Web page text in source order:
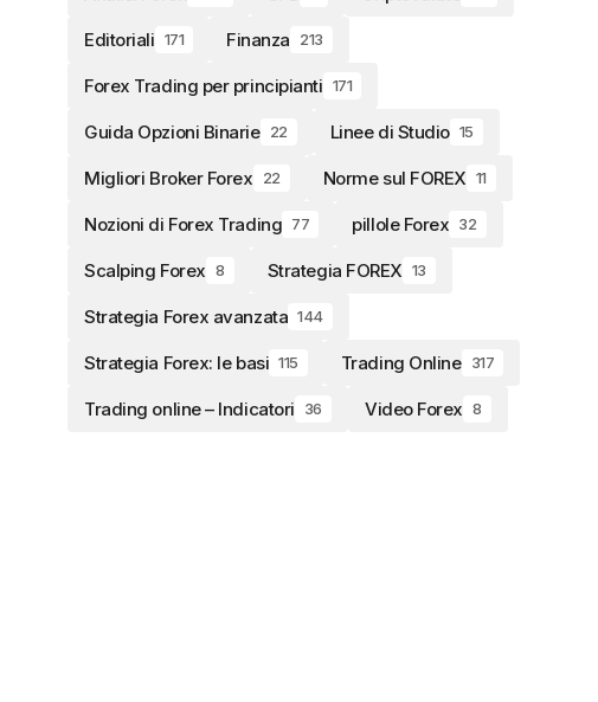
Editoriali 171 Finanza 213
Forex Trading per principianti 171
Guida Opzioni Binarie 22 Linee di Studio 15
Migliori Broker Forex 22 Norme sul FOREX 11
Nozioni di Forex Trading 77 pillole Forex 32
Scalping Forex 8 Strategia FOREX 13
Strategia Forex avanzata 144
Strategia Forex: le basi 115 Trading Online 317
Trading online – Indicatori 36 Video Forex 8